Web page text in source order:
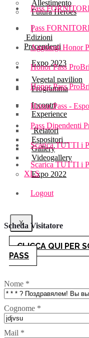
Allestimento
Futura Heroes
|
Edizioni
Precendenti
Expo 2023
Vegetal pavilion
Programma
Incontri
Experience
Relatori
Espositori
Gallery
Videogallery
Expo 2022
X
Pass
Pass
Aggiungi Honor
Honor Pass
Honor Pass
Honor Pass -
Pass Dipendenti
Scarica TUTTI i
Scarica TUTTI i
XLS
Logout
Scheda Visitatore
CLICCA QUI PER
PASS
Nome *
Cognome *
Mail *